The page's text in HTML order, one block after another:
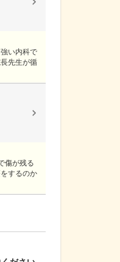
い内科で
先生が循
傷が残る
するのか